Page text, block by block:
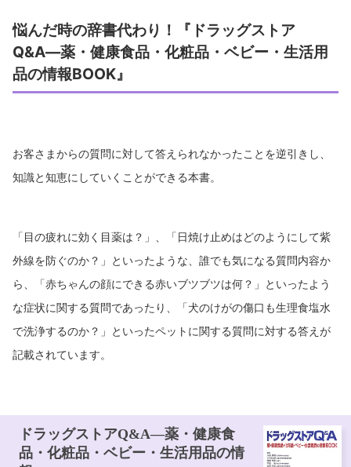
悩んだ時の辞書代わり！『ドラッグストア
Q&A―薬・健康食品・化粧品・ベビー・生活用
品の情報BOOK』
お客さまからの質問に対して答えられなかったことを逆引きし、
知識と知恵にしていくことができる本書。
「目の疲れに効く目薬は？」、「日焼け止めはどのようにして紫
外線を防ぐのか？」といったような、誰でも気になる質問内容か
ら、「赤ちゃんの顔にできる赤いブツブツは何？」といったよう
な症状に関する質問であったり、「犬のけがの傷口も生理食塩水
で洗浄するのか？」といったペットに関する質問に対する答えが
記載されています。